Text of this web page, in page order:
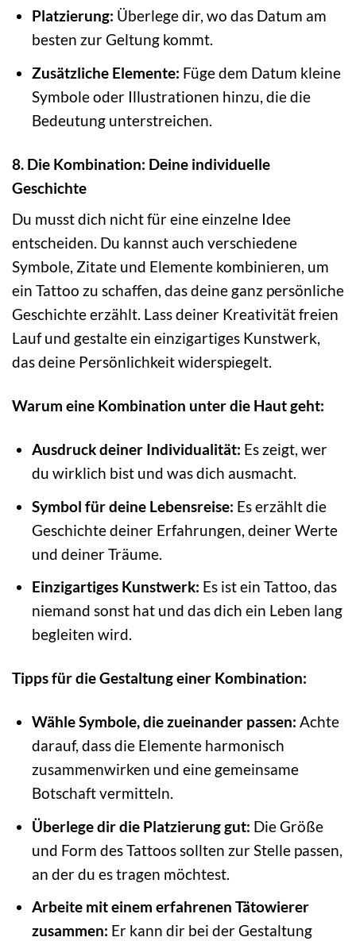
Platzierung: Überlege dir, wo das Datum am
besten zur Geltung kommt.
Zusätzliche Elemente: Füge dem Datum kleine
Symbole oder Illustrationen hinzu, die die
Bedeutung unterstreichen.
8. Die Kombination: Deine individuelle
Geschichte
Du musst dich nicht für eine einzelne Idee
entscheiden. Du kannst auch verschiedene
Symbole, Zitate und Elemente kombinieren, um
ein Tattoo zu schaffen, das deine ganz persönliche
Geschichte erzählt. Lass deiner Kreativität freien
Lauf und gestalte ein einzigartiges Kunstwerk,
das deine Persönlichkeit widerspiegelt.
Warum eine Kombination unter die Haut geht:
Ausdruck deiner Individualität: Es zeigt, wer
du wirklich bist und was dich ausmacht.
Symbol für deine Lebensreise: Es erzählt die
Geschichte deiner Erfahrungen, deiner Werte
und deiner Träume.
Einzigartiges Kunstwerk: Es ist ein Tattoo, das
niemand sonst hat und das dich ein Leben lang
begleiten wird.
Tipps für die Gestaltung einer Kombination:
Wähle Symbole, die zueinander passen: Achte
darauf, dass die Elemente harmonisch
zusammenwirken und eine gemeinsame
Botschaft vermitteln.
Überlege dir die Platzierung gut: Die Größe
und Form des Tattoos sollten zur Stelle passen,
an der du es tragen möchtest.
Arbeite mit einem erfahrenen Tätowierer
zusammen: Er kann dir bei der Gestaltung